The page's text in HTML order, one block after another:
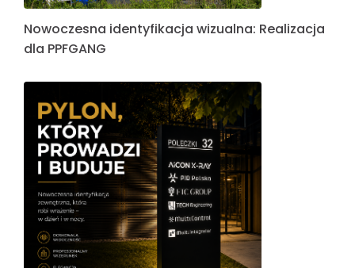
Nowoczesna identyfikacja wizualna: Realizacja
dla PPFGANG